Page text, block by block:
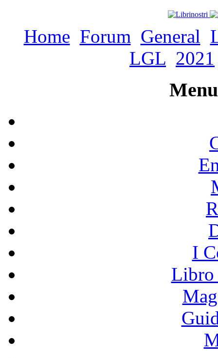
Home Forum General
LGL 2021
I
Libro